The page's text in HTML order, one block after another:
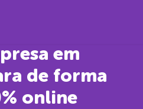
em
de forma
online